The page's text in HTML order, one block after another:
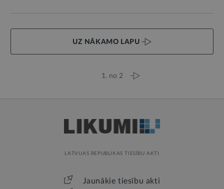
UZ NĀKAMO LAPU
1. no 2
LATVIJAS REPUBLIKAS TIESĪBU AKTI
Jaunākie tiesību akti